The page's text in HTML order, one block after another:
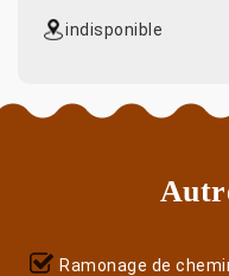
indisponible
Ramonage de